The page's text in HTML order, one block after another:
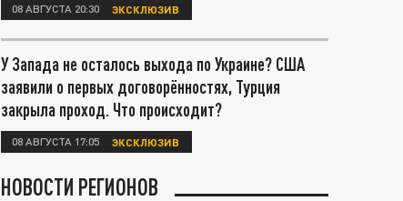
08 АВГУСТА 20:30 ЭКСКЛЮЗИВ
У Запада не осталось выхода по Украине? США
заявили о первых договорённостях, Турция
закрыла проход. Что происходит?
08 АВГУСТА 17:05 ЭКСКЛЮЗИВ
НОВОСТИ РЕГИОНОВ